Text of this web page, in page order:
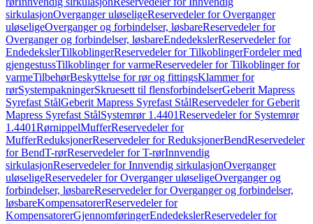
sirkulasjonOverganger uløseligeReservedeler for Overganger
uløseligeOverganger og forbindelser, løsbareReservedeler for
Overganger og forbindelser, løsbareEndedekslerReservedeler for
EndedekslerTilkoblingerReservedeler for TilkoblingerFordeler med
gjengestussTilkoblinger for varmeReservedeler for Tilkoblinger for
varmeTilbehørBeskyttelse for rør og fittingsKlammer for
rørSystempakningerSkruesett til flensforbindelserGeberit Mapress
Syrefast StålGeberit Mapress Syrefast StålReservedeler for Geberit
Mapress Syrefast StålSystemrør 1.4401Reservedeler for Systemrør
1.4401RørnippelMufferReservedeler for
MufferReduksjonerReservedeler for ReduksjonerBendReservedeler
for BendT-rørReservedeler for T-rørInnvendig
sirkulasjonReservedeler for Innvendig sirkulasjonOverganger
uløseligeReservedeler for Overganger uløseligeOverganger og
forbindelser, løsbareReservedeler for Overganger og forbindelser,
løsbareKompensatorerReservedeler for
KompensatorerGjennomføringerEndedekslerReservedeler for